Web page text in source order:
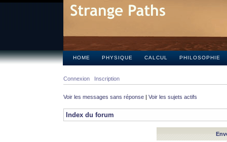
HOME PHYSIQUE CALCUL PHILOSOPHIE
Connexion Inscription
Voir les messages sans réponse | Voir les sujets actifs
Index du forum